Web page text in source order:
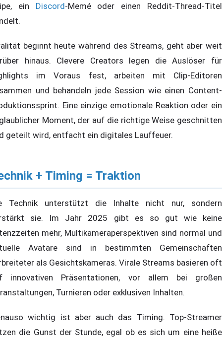
ein Discord-Memé oder einen Reddit-Thread-Titel
beginnt heute während des Streams, geht aber weit
hinaus. Clevere Creators legen die Auslöser für
im Voraus fest, arbeiten mit Clip-Editoren
und behandeln jede Session wie einen Content-
Eine einzige emotionale Reaktion oder ein
Moment, der auf die richtige Weise geschnitten
geteilt wird, entfacht ein digitales Lauffeuer.
+ Timing = Traktion
Technik unterstützt die Inhalte nicht nur, sondern
sie. Im Jahr 2025 gibt es so gut wie keine
mehr, Multikameraperspektiven sind normal und
Avatare sind in bestimmten Gemeinschaften
als Gesichtskameras. Virale Streams basieren oft
innovativen Präsentationen, vor allem bei großen
Turnieren oder exklusiven Inhalten.
wichtig ist aber auch das Timing. Top-Streamer
die Gunst der Stunde, egal ob es sich um eine heiße